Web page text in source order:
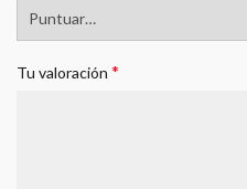
Tu valoración *